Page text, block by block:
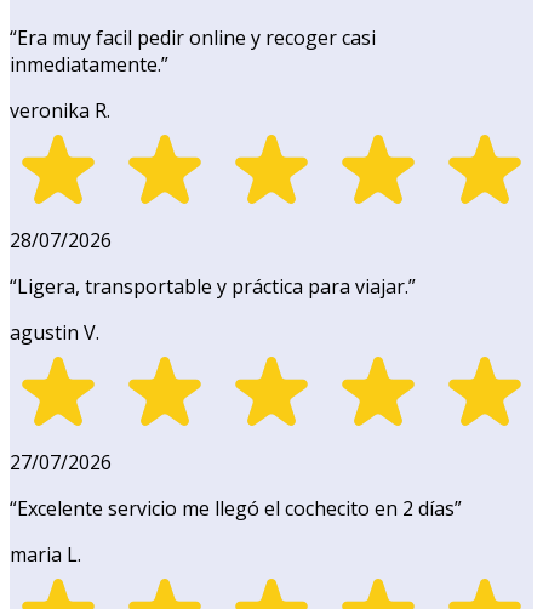
“Era muy facil pedir online y recoger casi
inmediatamente.”
veronika R.
28/07/2026
“Ligera, transportable y práctica para viajar.”
agustin V.
27/07/2026
“Excelente servicio me llegó el cochecito en 2 días”
maria L.